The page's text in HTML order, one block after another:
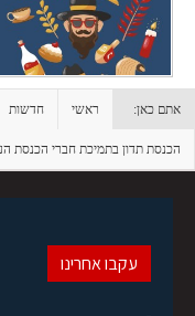
אתם כאן: ראשי חדשות
הכנסת תדון בתמיכת חברי הכנסת
עקבו אחרינו